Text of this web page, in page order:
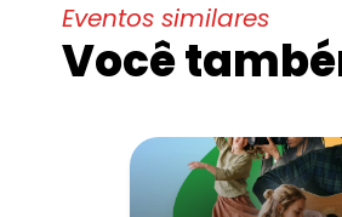
Eventos similares
Você